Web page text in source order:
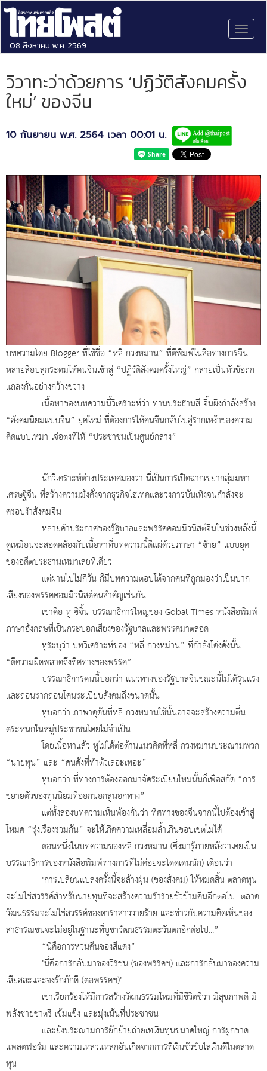
08 สิงหาคม พ.ศ. 2569
วิวาทะว่าด้วยการ ‘ปฏิวัติสังคมครั้ง
ใหม่’ ของจีน
10 กันยายน พ.ศ. 2564 เวลา 00:01 น.
บทความโดย Blogger ที่ใช้ชื่อ “หลี่ กวงหม่าน” ที่ตีพิมพ์ในสื่อทางการจีน
หลายสื่อปลุกระดมให้คนจีนเข้าสู่ “ปฏิวัติสังคมครั้งใหญ่” กลายเป็นหัวข้อถก
แถลงกันอย่างกว้างขวาง
เนื้อหาของบทความนี้วิเคราะห์ว่า ท่านประธานสี จิ้นผิงกำลังสร้าง
“สังคมนิยมแบบจีน” ยุคใหม่ ที่ต้องการให้คนจีนกลับไปสู่รากเหง้าของความ
คิดแบบเหมา เจ๋อตงที่ให้ “ประชาชนเป็นศูนย์กลาง”
นักวิเคราะห์ต่างประเทศมองว่า นี่เป็นการเปิดฉากเขย่ากลุ่มมหา
เศรษฐีจีน ที่สร้างความมั่งคั่งจากธุรกิจไฮเทคและวงการบันเทิงจนกำลังจะ
ครอบงำสังคมจีน
หลายคำประกาศของรัฐบาลและพรรคคอมมิวนิสต์จีนในช่วงหลังนี้
ดูเหมือนจะสอดคล้องกับเนื้อหาที่บทความนี้ตีแผ่ด้วยภาษา “ซ้าย” แบบยุค
ของอดีตประธานเหมาเลยทีเดียว
แต่ผ่านไปไม่กี่วัน ก็มีบทความตอบโต้จากคนที่ถูกมองว่าเป็นปาก
เสียงของพรรคคอมมิวนิสต์คนสำคัญเช่นกัน
เขาคือ หู ซิจิ้น บรรณาธิการใหญ่ของ Gobal Times หนังสือพิมพ์
ภาษาอังกฤษที่เป็นกระบอกเสียงของรัฐบาลและพรรคมาตลอด
หูระบุว่า บทวิเคราะห์ของ “หลี่ กวงหม่าน” ที่กำลังโด่งดังนั้น
“ตีความผิดพลาดถึงทิศทางของพรรค”
บรรณาธิการคนนี้บอกว่า แนวทางของรัฐบาลจีนขณะนี้ไม่ได้รุนแรง
และถอนรากถอนโคนระเบียบสังคมถึงขนาดนั้น
หูบอกว่า ภาษาดุดันที่หลี่ กวงหม่านใช้นั้นอาจจะสร้างความตื่น
ตระหนกในหมู่ประชาชนโดยไม่จำเป็น
โดยเนื้อหาแล้ว หูไม่ได้ต่อต้านแนวคิดที่หลี่ กวงหม่านประณามพวก
“นายทุน” และ “คนดังที่ทำตัวเลอะเทอะ”
หูบอกว่า ที่ทางการต้องออกมาจัดระเบียบใหม่นั้นก็เพื่อสกัด “การ
ขยายตัวของทุนนิยมที่ออกนอกลู่นอกทาง”
แต่ทั้งสองบทความเห็นพ้องกันว่า ทิศทางของจีนจากนี้ไปต้องเข้าสู่
โหมด “รุ่งเรืองร่วมกัน” จะให้เกิดความเหลื่อมล้ำเกินขอบเขตไม่ได้
ตอนหนึ่งในบทความของหลี่ กวงหม่าน (ซึ่งมารู้ภายหลังว่าเคยเป็น
บรรณาธิการของหนังสือพิมพ์ทางการที่ไม่ค่อยจะโดดเด่นนัก) เตือนว่า
"การเปลี่ยนแปลงครั้งนี้จะล้างฝุ่น (ของสังคม) ให้หมดสิ้น ตลาดทุน
จะไม่ใช่สวรรค์สำหรับนายทุนที่จะสร้างความร่ำรวยชั่วข้ามคืนอีกต่อไป ตลาด
วัฒนธรรมจะไม่ใช่สวรรค์ของดาราสาววายร้าย และข่าวกับความคิดเห็นของ
สาธารณชนจะไม่อยู่ในฐานะที่บูชาวัฒนธรรมตะวันตกอีกต่อไป...”
“นี่คือการหวนคืนของสีแดง”
"นี่คือการกลับมาของวีรชน (ของพรรคฯ) และการกลับมาของความ
เสียสละและจงรักภักดี (ต่อพรรคฯ)"
เขาเรียกร้องให้มีการสร้างวัฒนธรรมใหม่ที่มีชีวิตชีวา มีสุขภาพดี มี
พลังชายชาตรี เข้มแข็ง และมุ่งเน้นที่ประชาชน
และยังประณามการยักย้ายถ่ายเทเงินทุนขนาดใหญ่ การผูกขาด
แพลตฟอร์ม และความเหลวแหลกอันเกิดจากการที่เงินชั่วขับไล่เงินดีในตลาด
ทุน